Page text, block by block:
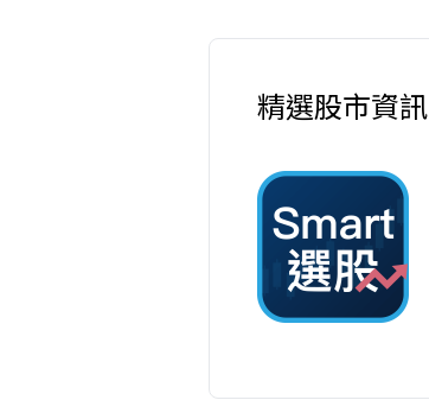
精選股市資訊